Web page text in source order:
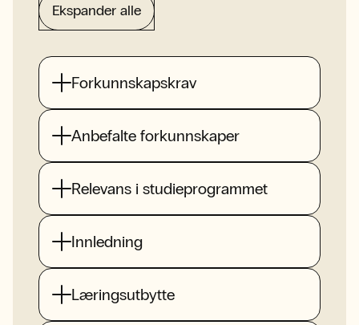
Ekspander alle
Forkunnskapskrav
Anbefalte forkunnskaper
Relevans i studieprogrammet
Innledning
Læringsutbytte